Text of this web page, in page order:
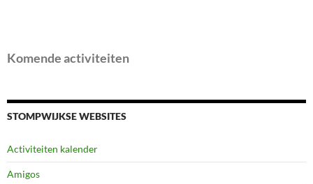
Komende activiteiten
STOMPWIJKSE WEBSITES
Activiteiten kalender
Amigos